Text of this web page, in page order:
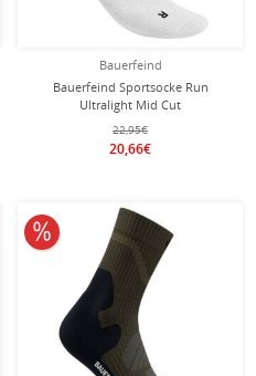
Bauerfeind
Bauerfeind Sportsocke Run
Ultralight Mid Cut
(Kompressionssocke) weiss Herren -
1 Paar
22,95€
20,66€
10% reduziert